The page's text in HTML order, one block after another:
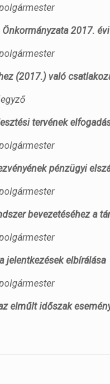
2017.
(2017.) való
tervének
pénzügyi
bevezetéséhez a
jelentkezések elbírálása
elműlt időszak